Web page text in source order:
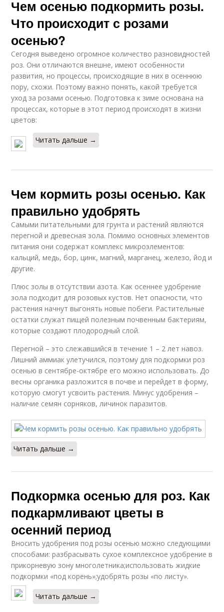
Чем осенью подкормить розы.
Что происходит с розами
осенью?
Сегодня выведено огромное количество разновидностей
роз. Они отличаются внешне, имеют особенности
развития, но процессы, происходящие в них в осеннюю
пору, схожи. Поэтому важно понять, какой требуется
уход за розами осенью. Подготовка к зиме основана на
процессах, которые в этот период происходят в жизни
цветов:
Читать дальше →
Чем кормить розы осенью. Как
правильно удобрять
Самыми питательными для грунта и растений являются
перегной и древесная зола. Помимо основных элементов
питания они содержат комплекс микроэлементов:
кальций, медь, бор, цинк, магний, марганец, железо, йод и
другие.
Плюс золы в отсутствии азота. Как осеннее удобрение
зола подходит для розовых кустов. Нет опасности, что
растения начнут выгонять новые побеги. Растительные
остатки служат пищей полезным почвенным бактериям,
которые создают плодородный слой.
Перегной – это слежавшийся в течение 1 – 2 лет навоз.
Лишний аммиак улетучился, поэтому для подкормки роз
осенью в сентябре-октябре его можно использовать. До
весны органика разложится в почве и перейдет в форму,
которую смогут усвоить растения. Минус удобрения –
наличие семян сорняков, личинок паразитов.
Читать дальше →
Подкормка осенью для роз. Как
подкармливают цветы в
осенний период
Вносить удобрения под розы осенью можно следующими
способами: разбрасывать сухое комплексное удобрение в
прикорневую зону многолетника;использовать жидкие
подкормки «под корень»;удобрять розы «по листу».
Читать дальше →